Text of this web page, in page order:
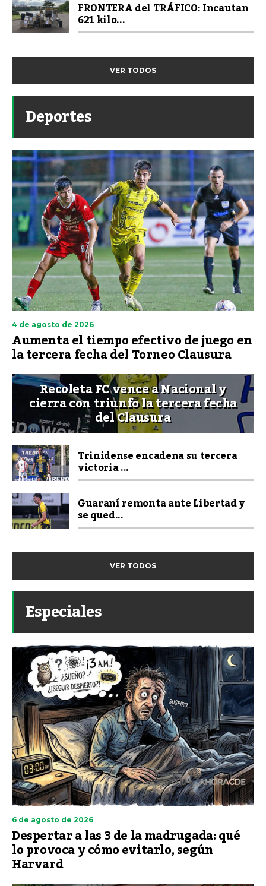
FRONTERA del TRÁFICO: Incautan
621 kilo...
VER TODOS
Deportes
4 de agosto de 2026
Aumenta el tiempo efectivo de juego en
la tercera fecha del Torneo Clausura
Recoleta FC vence a Nacional y
cierra con triunfo la tercera fecha
del Clausura
Trinidense encadena su tercera
victoria ...
Guaraní remonta ante Libertad y
se qued...
VER TODOS
Especiales
6 de agosto de 2026
Despertar a las 3 de la madrugada: qué
lo provoca y cómo evitarlo, según
Harvard